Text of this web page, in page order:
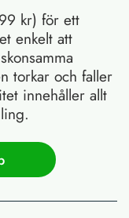
kr) för ett
enkelt att
torkar och faller
innehåller allt